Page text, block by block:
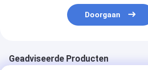
Doorgaan
Geadviseerde Producten